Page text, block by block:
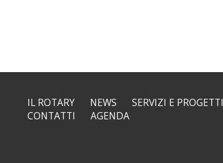
IL ROTARY NEWS SERVIZI E PROGETTI
CONTATTI
AGENDA